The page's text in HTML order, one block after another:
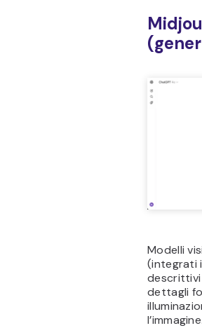
Modelli
(integrati
descrittivi
dettagli